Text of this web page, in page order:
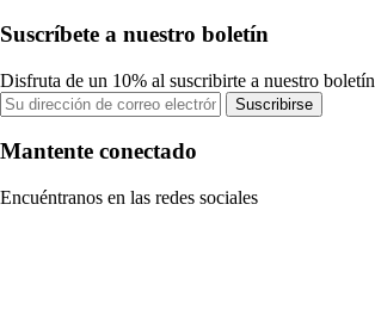
Suscríbete a nuestro boletín
Disfruta de un 10% al suscribirte a nuestro boletín
Suscribirse
Mantente conectado
Encuéntranos en las redes sociales